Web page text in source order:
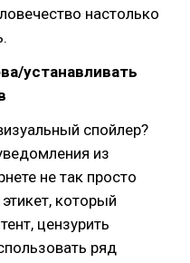
настолько
устанавливать
спойлер?
из
не так просто
который
цензурить
ряд